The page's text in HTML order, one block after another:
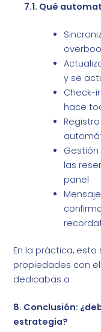
7.1. Qué
y se
Check-
hace
las
panel
En la práctica,
propiedades con
dedicabas a
8. Conclusión:
estrategia?